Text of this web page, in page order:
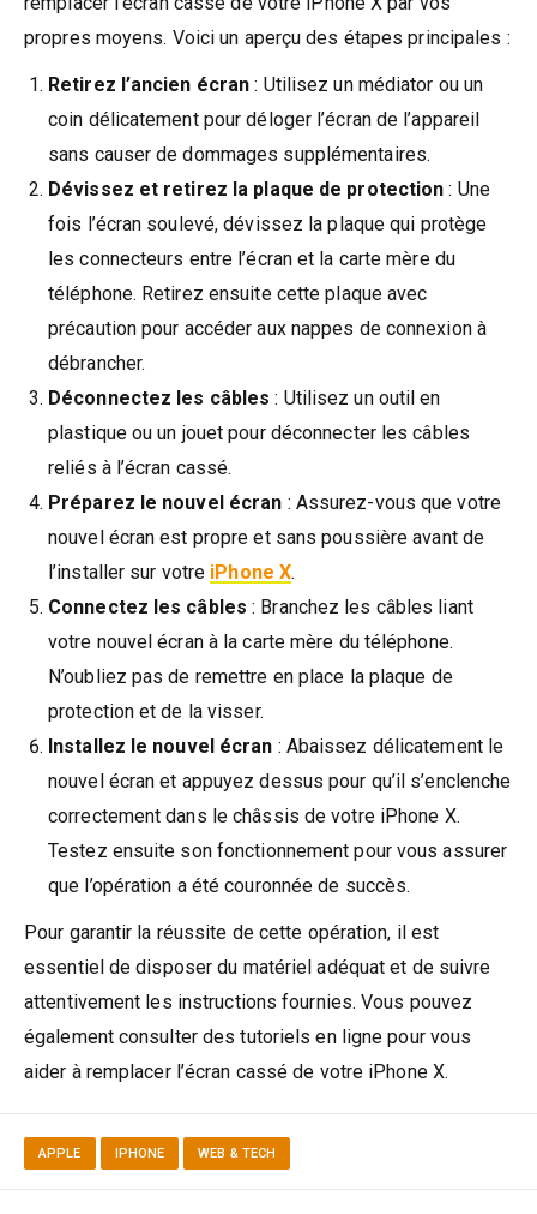
propres moyens. Voici un aperçu des étapes principales :
Retirez l’ancien écran : Utilisez un médiator ou un
coin délicatement pour déloger l’écran de l’appareil
sans causer de dommages supplémentaires.
Dévissez et retirez la plaque de protection : Une
fois l’écran soulevé, dévissez la plaque qui protège
les connecteurs entre l’écran et la carte mère du
téléphone. Retirez ensuite cette plaque avec
précaution pour accéder aux nappes de connexion à
débrancher.
Déconnectez les câbles : Utilisez un outil en
plastique ou un jouet pour déconnecter les câbles
reliés à l’écran cassé.
Préparez le nouvel écran : Assurez-vous que votre
nouvel écran est propre et sans poussière avant de
l’installer sur votre iPhone X.
Connectez les câbles : Branchez les câbles liant
votre nouvel écran à la carte mère du téléphone.
N’oubliez pas de remettre en place la plaque de
protection et de la visser.
Installez le nouvel écran : Abaissez délicatement le
nouvel écran et appuyez dessus pour qu’il s’enclenche
correctement dans le châssis de votre iPhone X.
Testez ensuite son fonctionnement pour vous assurer
que l’opération a été couronnée de succès.
Pour garantir la réussite de cette opération, il est
essentiel de disposer du matériel adéquat et de suivre
attentivement les instructions fournies. Vous pouvez
également consulter des tutoriels en ligne pour vous
aider à remplacer l’écran cassé de votre iPhone X.
APPLE IPHONE WEB & TECH